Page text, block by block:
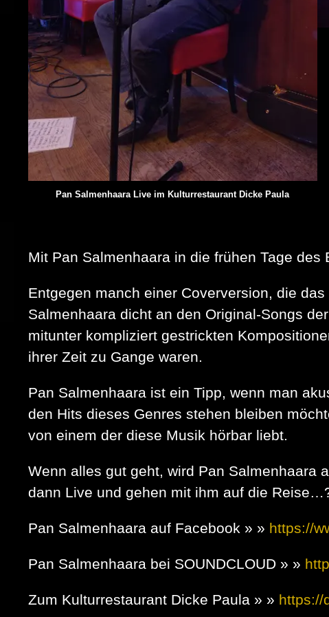
Pan Salmenhaara Live im Kulturrestaurant Dicke Paula
Mit Pan Salmenhaara in die frühen Tage des
Entgegen manch einer Coverversion, die
Salmenhaara dicht an den Original-Songs
mitunter kompliziert gestrickten
ihrer Zeit zu Gange waren.
Pan Salmenhaara ist ein Tipp, wenn man
den Hits dieses Genres stehen bleiben
von einem der diese Musik hörbar liebt.
Wenn alles gut geht, wird Pan Salmenhaara
dann Live und gehen mit ihm auf die
Pan Salmenhaara auf Facebook » » https://
Pan Salmenhaara bei SOUNDCLOUD » »
Zum Kulturrestaurant Dicke Paula » » https://